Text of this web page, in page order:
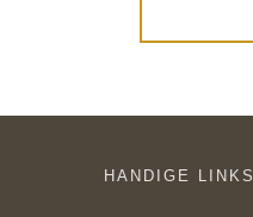
HANDIGE LINKS